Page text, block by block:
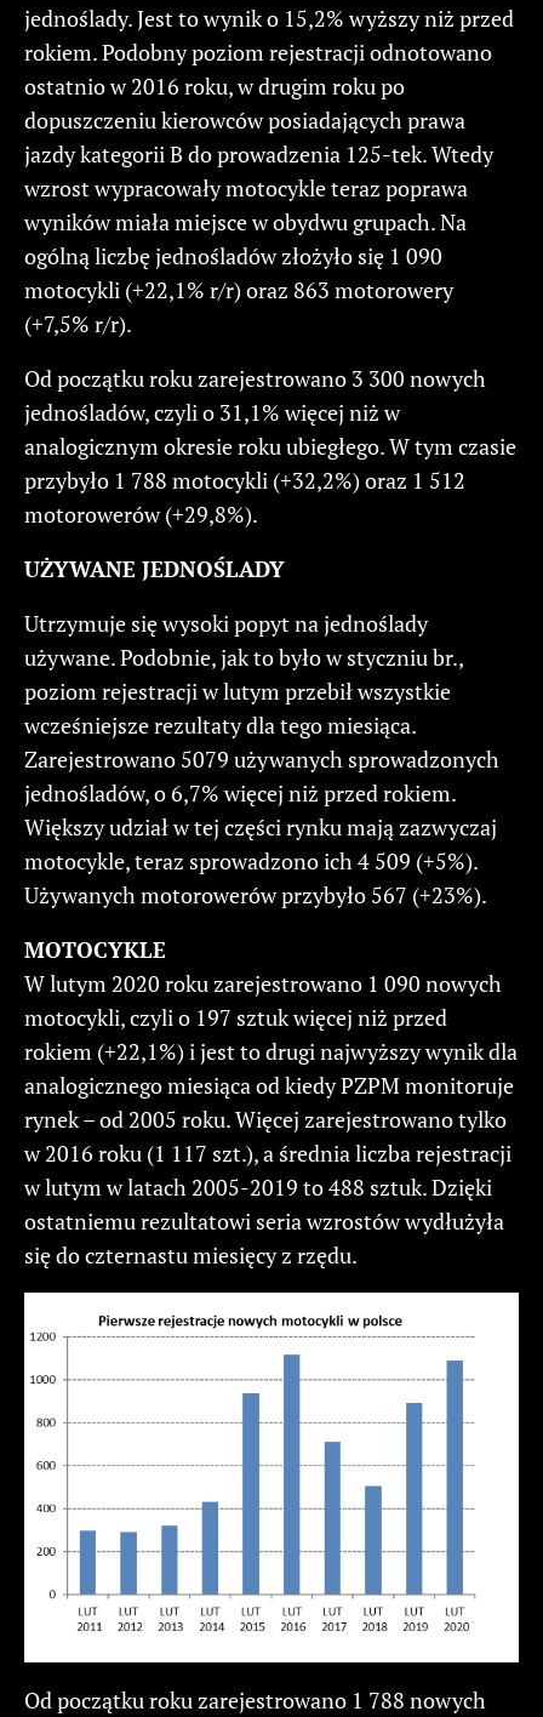
jednoślady. Jest to wynik o 15,2% wyższy niż przed
rokiem. Podobny poziom rejestracji odnotowano
ostatnio w 2016 roku, w drugim roku po
dopuszczeniu kierowców posiadających prawa
jazdy kategorii B do prowadzenia 125-tek. Wtedy
wzrost wypracowały motocykle teraz poprawa
wyników miała miejsce w obydwu grupach. Na
ogólną liczbę jednośladów złożyło się 1 090
motocykli (+22,1% r/r) oraz 863 motorowery
(+7,5% r/r).
Od początku roku zarejestrowano 3 300 nowych
jednośladów, czyli o 31,1% więcej niż w
analogicznym okresie roku ubiegłego. W tym czasie
przybyło 1 788 motocykli (+32,2%) oraz 1 512
motorowerów (+29,8%).
UŻYWANE JEDNOŚLADY
Utrzymuje się wysoki popyt na jednoślady
używane. Podobnie, jak to było w styczniu br.,
poziom rejestracji w lutym przebił wszystkie
wcześniejsze rezultaty dla tego miesiąca.
Zarejestrowano 5079 używanych sprowadzonych
jednośladów, o 6,7% więcej niż przed rokiem.
Większy udział w tej części rynku mają zazwyczaj
motocykle, teraz sprowadzono ich 4 509 (+5%).
Używanych motorowerów przybyło 567 (+23%).
MOTOCYKLE
W lutym 2020 roku zarejestrowano 1 090 nowych
motocykli, czyli o 197 sztuk więcej niż przed
rokiem (+22,1%) i jest to drugi najwyższy wynik dla
analogicznego miesiąca od kiedy PZPM monitoruje
rynek – od 2005 roku. Więcej zarejestrowano tylko
w 2016 roku (1 117 szt.), a średnia liczba rejestracji
w lutym w latach 2005-2019 to 488 sztuk. Dzięki
ostatniemu rezultatowi seria wzrostów wydłużyła
się do czternastu miesięcy z rzędu.
Od początku roku zarejestrowano 1 788 nowych